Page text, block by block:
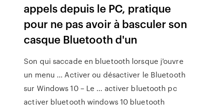
appels depuis le PC, pratique
pour ne pas avoir à basculer son
casque Bluetooth d'un
Son qui saccade en bluetooth lorsque j'ouvre
un menu ... Activer ou désactiver le Bluetooth
sur Windows 10 – Le ... activer bluetooth pc
activer bluetooth windows 10 bluetooth